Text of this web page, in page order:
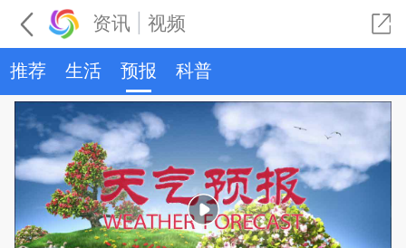
资讯 视频
推荐 生活 预报 科普